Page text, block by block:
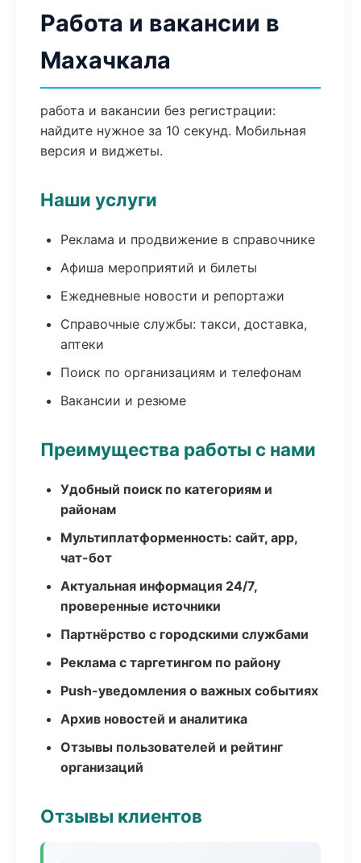
Работа и вакансии в
Махачкала
работа и вакансии без регистрации:
найдите нужное за 10 секунд. Мобильная
версия и виджеты.
Наши услуги
Реклама и продвижение в справочнике
Афиша мероприятий и билеты
Ежедневные новости и репортажи
Справочные службы: такси, доставка,
аптеки
Поиск по организациям и телефонам
Вакансии и резюме
Преимущества работы с нами
Удобный поиск по категориям и
районам
Мультиплатформенность: сайт, app,
чат-бот
Актуальная информация 24/7,
проверенные источники
Партнёрство с городскими службами
Реклама с таргетингом по району
Push-уведомления о важных событиях
Архив новостей и аналитика
Отзывы пользователей и рейтинг
организаций
Отзывы клиентов